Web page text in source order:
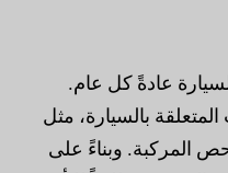
عادةً كل عام.
بالسيارة، مثل
المركبة. وبناءً على